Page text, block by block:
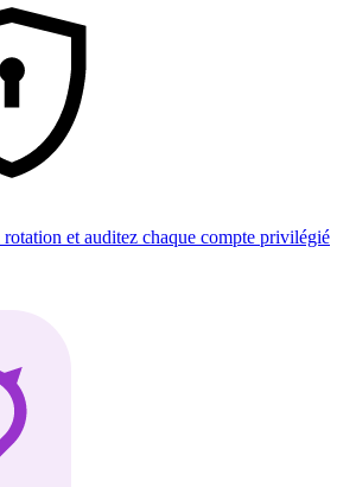
rotation et auditez chaque compte privilégié